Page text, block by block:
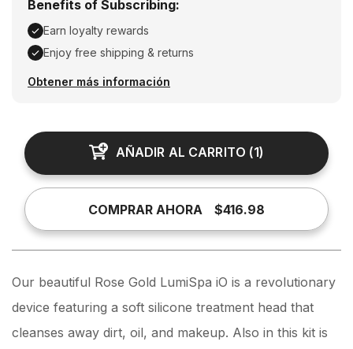
Benefits of Subscribing:
Earn loyalty rewards
Enjoy free shipping & returns
Earn loyalty rewards, Enjoy free shipping & returns
Obtener más información
AÑADIR AL CARRITO (1)
COMPRAR AHORA $416.98
Our beautiful Rose Gold LumiSpa iO is a revolutionary
device featuring a soft silicone treatment head that
cleanses away dirt, oil, and makeup. Also in this kit is